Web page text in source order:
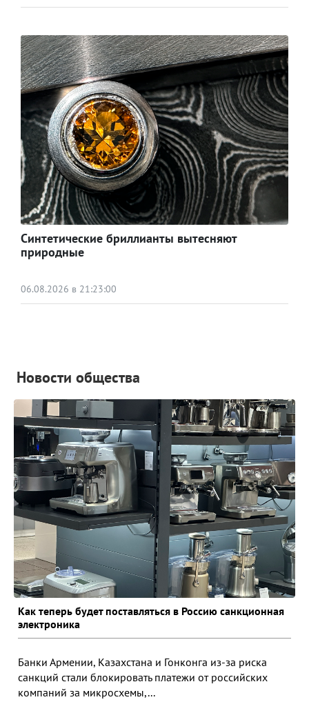
Синтетические бриллианты вытесняют
природные
06.08.2026 в 21:23:00
Новости общества
Как теперь будет поставляться в Россию санкционная
электроника
Банки Армении, Казахстана и Гонконга из-за риска
санкций стали блокировать платежи от российских
компаний за микросхемы,...